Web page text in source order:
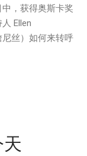
，获得奥斯卡奖
Ellen
尼丝）如何来转呼